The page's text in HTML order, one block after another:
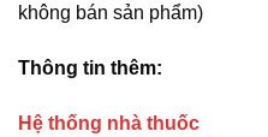
không bán sản phẩm)
Thông tin thêm:
Hệ thống nhà thuốc